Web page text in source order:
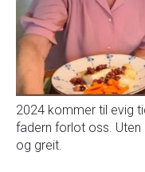
2024 kommer til evig
fadern forlot oss. Uten
og greit.